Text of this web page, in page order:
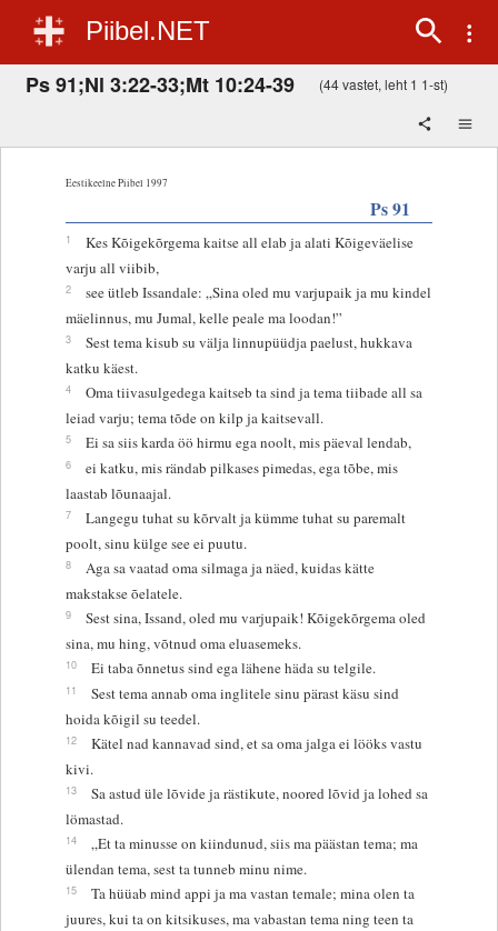
Piibel.NET
Ps 91;Nl 3:22-33;Mt 10:24-39 (44 vastet, leht 1 1-st)
Eestikeelne Piibel 1997
Ps 91
1
Kes Kõigekõrgema kaitse all elab ja alati Kõigeväelise
varju all viibib,
2
see ütleb Issandale: „Sina oled mu varjupaik ja mu kindel
mäelinnus, mu Jumal, kelle peale ma loodan!”
3
Sest tema kisub su välja linnupüüdja paelust, hukkava
katku käest.
4
Oma tiivasulgedega kaitseb ta sind ja tema tiibade all sa
leiad varju; tema tõde on kilp ja kaitsevall.
5 Ei sa siis karda öö hirmu ega noolt, mis päeval lendab,
6
ei katku, mis rändab pilkases pimedas, ega tõbe, mis
laastab lõunaajal.
7
Langegu tuhat su kõrvalt ja kümme tuhat su paremalt
poolt, sinu külge see ei puutu.
8
Aga sa vaatad oma silmaga ja näed, kuidas kätte
makstakse õelatele.
9
Sest sina, Issand, oled mu varjupaik! Kõigekõrgema oled
sina, mu hing, võtnud oma eluasemeks.
10 Ei taba õnnetus sind ega lähene häda su telgile.
11
Sest tema annab oma inglitele sinu pärast käsu sind
hoida kõigil su teedel.
12
Kätel nad kannavad sind, et sa oma jalga ei lööks vastu
kivi.
13
Sa astud üle lõvide ja rästikute, noored lõvid ja lohed sa
lömastad.
14
„Et ta minusse on kiindunud, siis ma päästan tema; ma
ülendan tema, sest ta tunneb minu nime.
15
Ta hüüab mind appi ja ma vastan temale; mina olen ta
juures, kui ta on kitsikuses, ma vabastan tema ning teen ta